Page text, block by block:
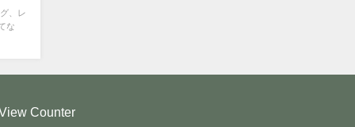
、レ
な
Counter